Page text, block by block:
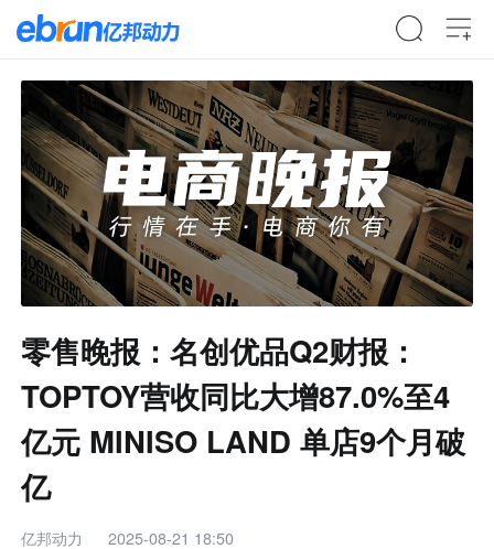
零售晚报：名创优品Q2财报：
TOPTOY营收同比大增87.0%至4
亿元 MINISO LAND 单店9个月破
亿
亿邦动力
2025-08-21 18:50